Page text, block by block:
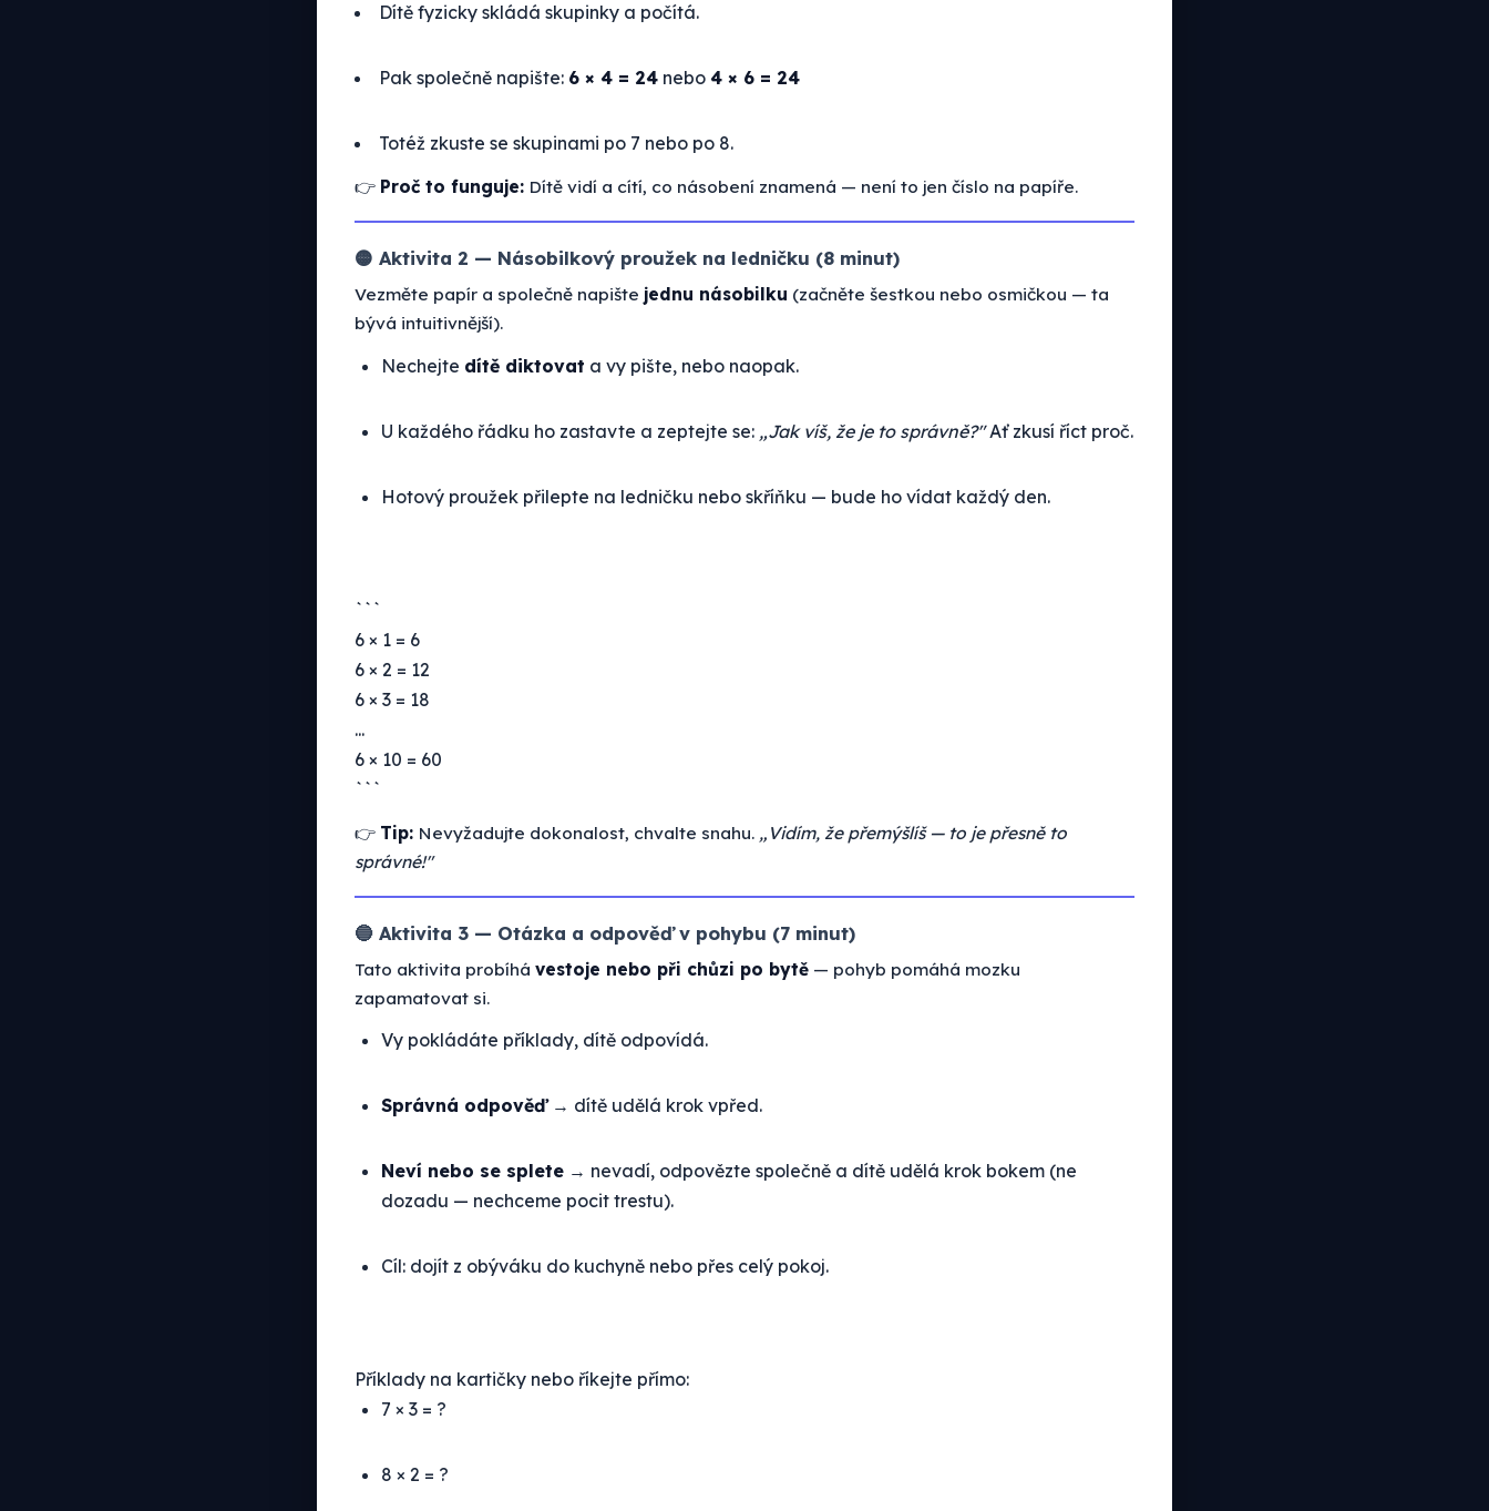
Dítě fyzicky skládá skupinky a počítá.
Pak společně napište: 6 × 4 = 24 nebo 4 × 6 = 24
Totéž zkuste se skupinami po 7 nebo po 8.
👉 Proč to funguje: Dítě vidí a cítí, co násobení znamená — není to jen číslo na papíře.
🟡 Aktivita 2 — Násobilkový proužek na ledničku (8 minut)
Vezměte papír a společně napište jednu násobilku (začněte šestkou nebo osmičkou — ta
bývá intuitivnější).
Nechejte dítě diktovat a vy pište, nebo naopak.
U každého řádku ho zastavte a zeptejte se: „Jak víš, že je to správně?"Ať zkusí říct proč.
Hotový proužek přilepte na ledničku nebo skříňku — bude ho vídat každý den.
```
6 × 1 = 6
6 × 2 = 12
6 × 3 = 18
...
6 × 10 = 60
```
👉 Tip: Nevyžadujte dokonalost, chvalte snahu. „Vidím, že přemýšlíš — to je přesně to
správné!"
🔵 Aktivita 3 — Otázka a odpověď v pohybu (7 minut)
Tato aktivita probíhá vestoje nebo při chůzi po bytě — pohyb pomáhá mozku
zapamatovat si.
Vy pokládáte příklady, dítě odpovídá.
Správná odpověď→ dítě udělá krok vpřed.
Neví nebo se splete → nevadí, odpovězte společně a dítě udělá krok bokem (ne
dozadu — nechceme pocit trestu).
Cíl: dojít z obýváku do kuchyně nebo přes celý pokoj.
Příklady na kartičky nebo říkejte přímo:
7 × 3 = ?
8 × 2 = ?